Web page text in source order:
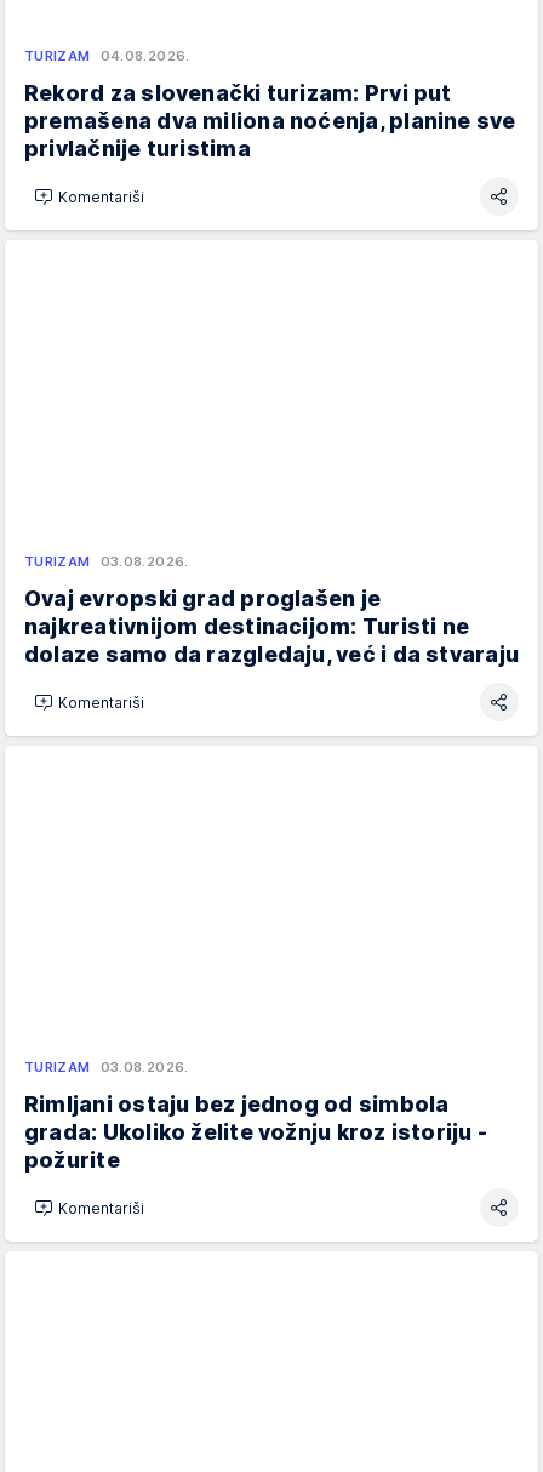
TURIZAM 04.08.2026.
Rekord za slovenački turizam: Prvi put
premašena dva miliona noćenja, planine sve
privlačnije turistima
Komentariši
TURIZAM 03.08.2026.
Ovaj evropski grad proglašen je
najkreativnijom destinacijom: Turisti ne
dolaze samo da razgledaju, već i da stvaraju
Komentariši
TURIZAM 03.08.2026.
Rimljani ostaju bez jednog od simbola
grada: Ukoliko želite vožnju kroz istoriju -
požurite
Komentariši